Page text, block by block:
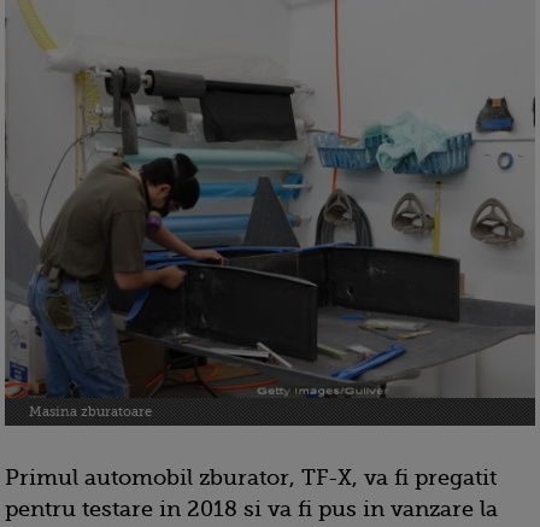
Masina zburatoare
Primul automobil zburator, TF-X, va fi pregatit
pentru testare in 2018 si va fi pus in vanzare la